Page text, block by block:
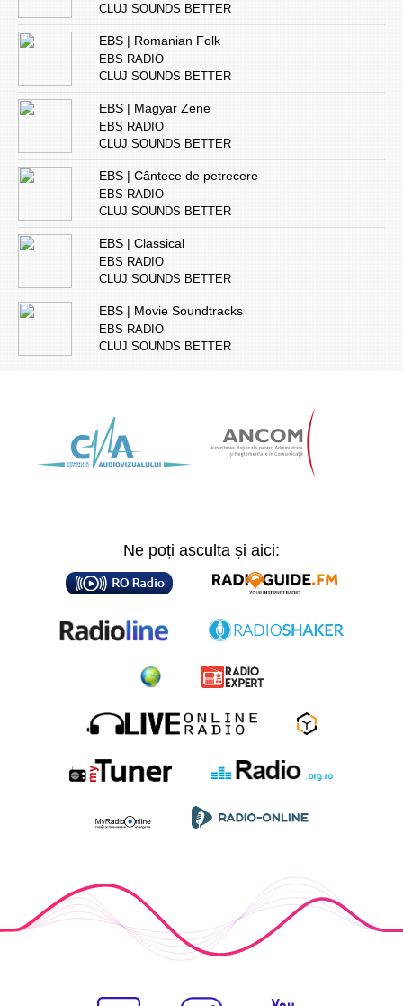
CLUJ SOUNDS BETTER
EBS | Romanian Folk
EBS RADIO
CLUJ SOUNDS BETTER
EBS | Magyar Zene
EBS RADIO
CLUJ SOUNDS BETTER
EBS | Cântece de petrecere
EBS RADIO
CLUJ SOUNDS BETTER
EBS | Classical
EBS RADIO
CLUJ SOUNDS BETTER
EBS | Movie Soundtracks
EBS RADIO
CLUJ SOUNDS BETTER
Ne poți asculta și aici: